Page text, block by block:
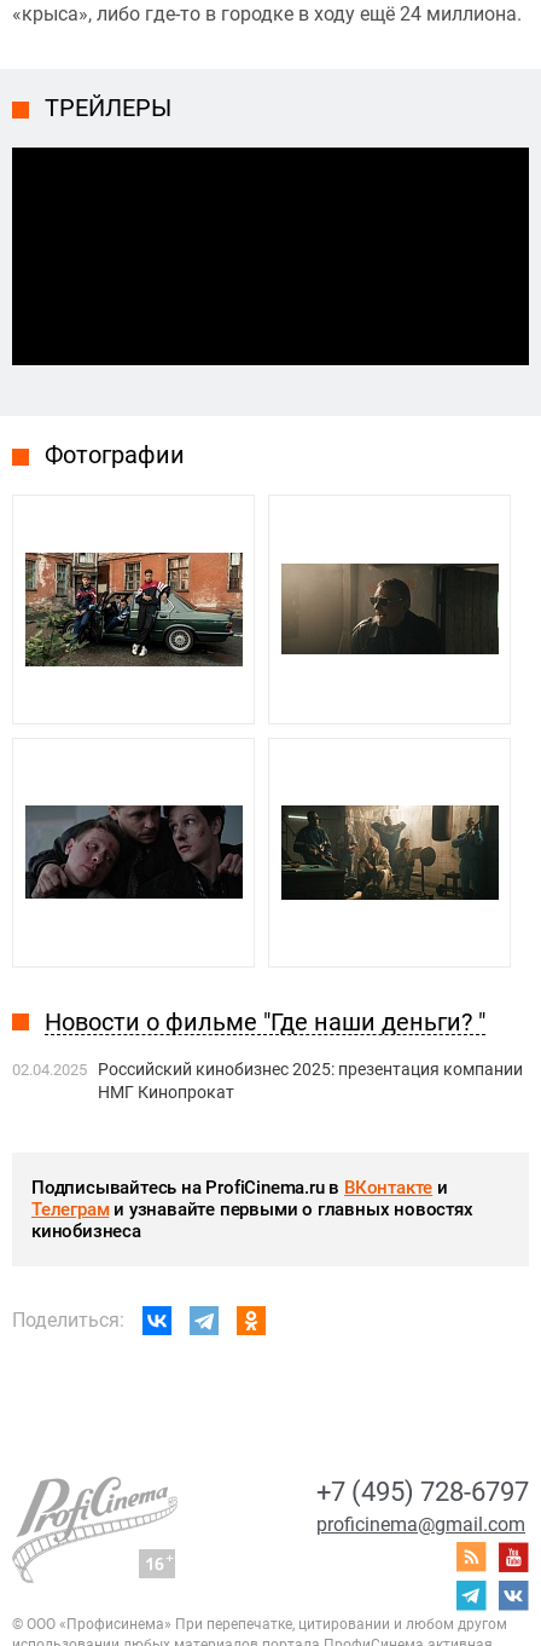
«крыса», либо где-то в городке в ходу ещё 24 миллиона.
ТРЕЙЛЕРЫ
Фотографии
Новости о фильме "Где наши деньги? "
02.04.2025
Российский кинобизнес 2025: презентация компании
НМГ Кинопрокат
Подписывайтесь на ProfiCinema.ru в ВКонтакте и
Телеграми узнавайте первыми о главных новостях
кинобизнеса
Поделиться:
+7 (495) 728-6797
proficinema@gmail.com
© ООО «Профисинема» При перепечатке, цитировании и любом другом